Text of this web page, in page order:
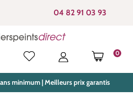
04 82 91 03 93
0
LE
minimum | Meilleurs prix garantis